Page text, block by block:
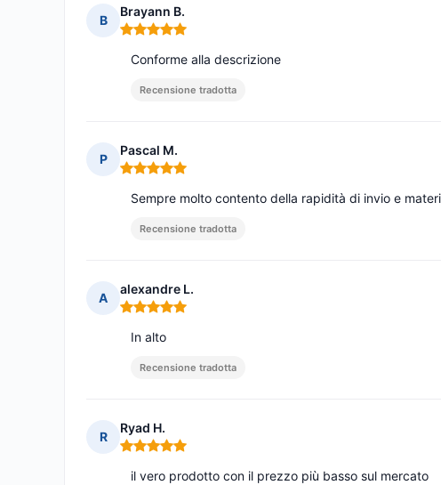
B
Brayann B.
Nota: 5 su 5
Conforme alla descrizione
Recensione tradotta
P
Pascal M.
Nota: 5 su 5
Sempre molto contento della rapidità di invio e
Recensione tradotta
A
alexandre L.
Nota: 5 su 5
In alto
Recensione tradotta
R
Ryad H.
Nota: 5 su 5
il vero prodotto con il prezzo più basso sul mercato